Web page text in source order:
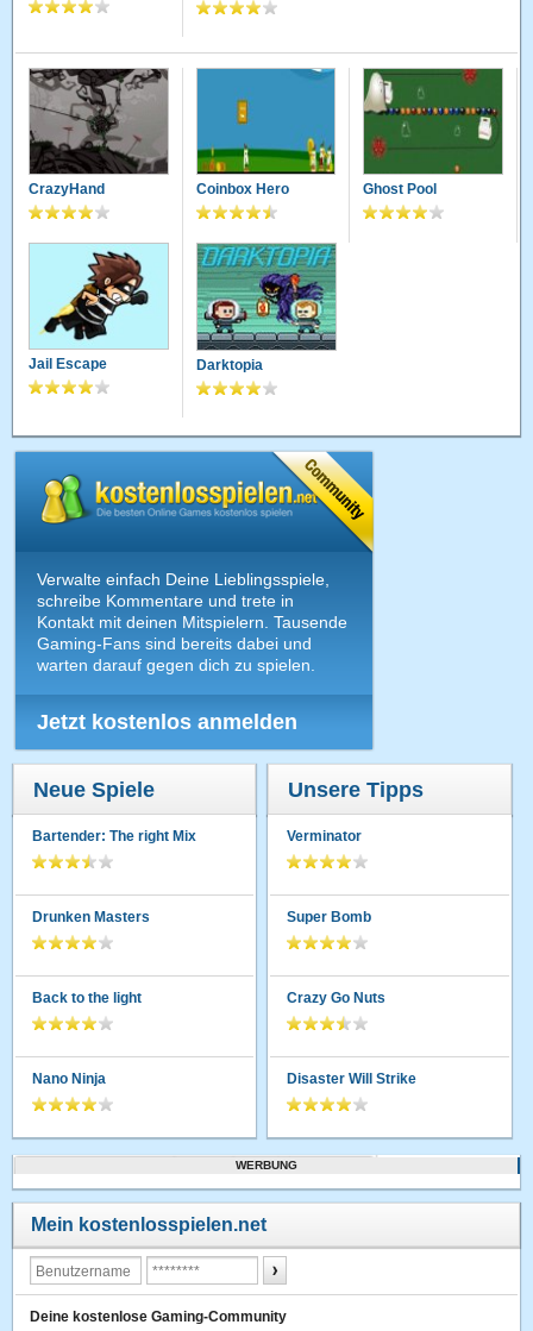
CrazyHand Coinbox Hero Ghost Pool
Jail Escape Darktopia
Verwalte einfach Deine Lieblingsspiele,
schreibe Kommentare und trete in
Kontakt mit deinen Mitspielern. Tausende
Gaming-Fans sind bereits dabei und
warten darauf gegen dich zu spielen.
Jetzt kostenlos anmelden
Neue Spiele
Bartender: The right Mix
Drunken Masters
Back to the light
Nano Ninja
Unsere Tipps
Verminator
Super Bomb
Crazy Go Nuts
Disaster Will Strike
WERBUNG
Mein kostenlosspielen.net
Deine kostenlose Gaming-Community